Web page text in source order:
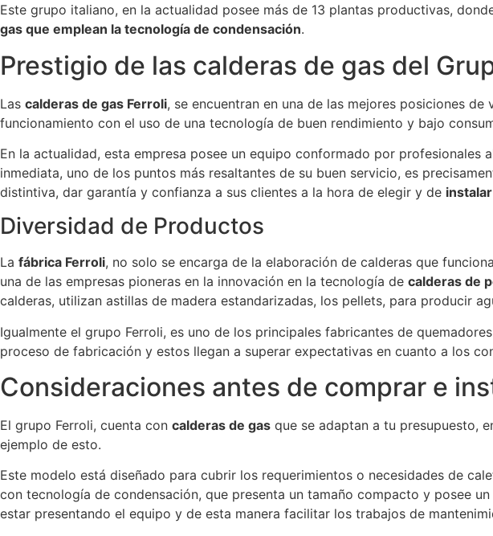
Este grupo italiano, en la actualidad posee más de 13 plantas productivas,
gas que emplean la tecnología de condensación.
Prestigio de las calderas de gas del
Las calderas de gas Ferroli, se encuentran en una de las mejores posiciones
funcionamiento con el uso de una tecnología de buen rendimiento y bajo
En la actualidad, esta empresa posee un equipo conformado por
inmediata, uno de los puntos más resaltantes de su buen servicio, es
distintiva, dar garantía y confianza a sus clientes a la hora de elegir y de
Diversidad de Productos
La fábrica Ferroli, no solo se encarga de la elaboración de calderas que
una de las empresas pioneras en la innovación en la tecnología de calderas de
calderas, utilizan astillas de madera estandarizadas, los pellets, para producir
Igualmente el grupo Ferroli, es uno de los principales fabricantes de
proceso de fabricación y estos llegan a superar expectativas en cuanto a los
Consideraciones antes de comprar e
El grupo Ferroli, cuenta con calderas de gas que se adaptan a tu presupuesto,
ejemplo de esto.
Este modelo está diseñado para cubrir los requerimientos o necesidades de
con tecnología de condensación, que presenta un tamaño compacto y posee
estar presentando el equipo y de esta manera facilitar los trabajos de